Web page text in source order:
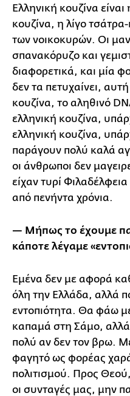
Ελληνική κουζίνα
κουζίνα, η λίγο
των νοικοκυρών. Οι
σπανακόρυζο και
διαφορετικά, και μία
δεν τα πετυχαίνει,
κουζίνα, το αληθινό
ελληνική κουζίνα,
ελληνική κουζίνα,
παράγουν πολύ καλά
οι άνθρωποι δεν
είχαν τυρί
από πενήντα χρόνια.
— Μήπως το έχουμε
κάποτε λέγαμε
Εμένα δεν με αφορά
όλη την Ελλάδα, αλλά
εντοπιότητα. Θα φάω
καπαμά στη Σάμο, αλλά
πολύ αν δεν τον βρω.
φαγητό ως φορέας
πολιτισμού. Προς
οι συνταγές μας, μην